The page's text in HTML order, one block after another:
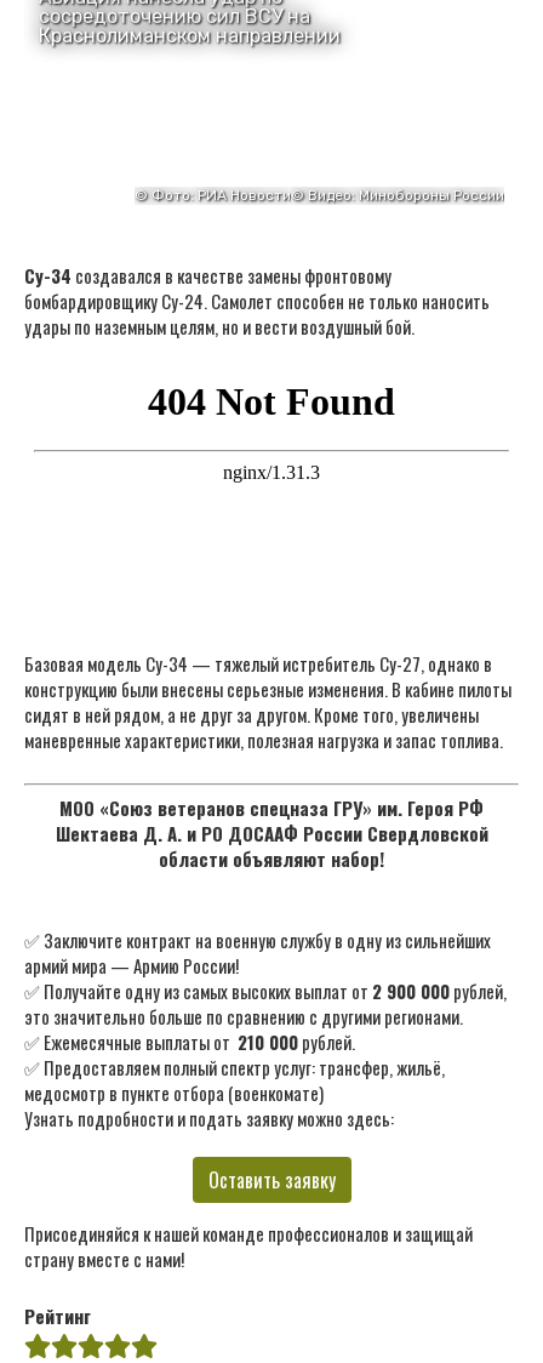
Су-34 создавался в качестве замены фронтовому
бомбардировщику Су-24. Самолет способен не только наносить
удары по наземным целям, но и вести воздушный бой.
Базовая модель Су-34 — тяжелый истребитель Су-27, однако в
конструкцию были внесены серьезные изменения. В кабине пилоты
сидят в ней рядом, а не друг за другом. Кроме того, увеличены
маневренные характеристики, полезная нагрузка и запас топлива.
МОО «Союз ветеранов спецназа ГРУ» им. Героя РФ
Шектаева Д. А. и РО ДОСААФ России Свердловской
области объявляют набор!
✅ Заключите контракт на военную службу в одну из сильнейших
армий мира — Армию России!
✅ Получайте одну из самых высоких выплат от 2 900 000рублей,
это значительно больше по сравнению с другими регионами.
✅ Ежемесячные выплаты от 210 000рублей.
✅ Предоставляем полный спектр услуг: трансфер, жильё,
медосмотр в пункте отбора (военкомате)
Узнать подробности и подать заявку можно здесь:
Оставить заявку
Присоединяйся к нашей команде профессионалов и защищай
страну вместе с нами!
Рейтинг